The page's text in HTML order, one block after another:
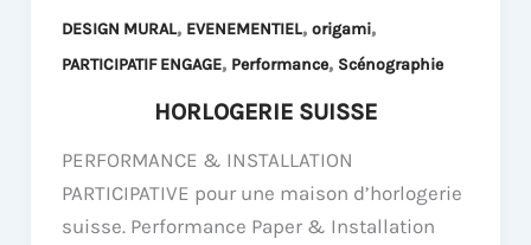
DESIGN MURAL, EVENEMENTIEL, origami,
PARTICIPATIF ENGAGE, Performance, Scénographie
HORLOGERIE SUISSE
PERFORMANCE & INSTALLATION
PARTICIPATIVE pour une maison d’horlogerie
suisse. Performance Paper & Installation